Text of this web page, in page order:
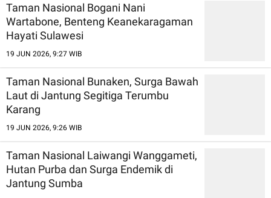
Taman Nasional Bogani Nani
Wartabone, Benteng Keanekaragaman
Hayati Sulawesi
19 JUN 2026, 9:27 WIB
Taman Nasional Bunaken, Surga Bawah
Laut di Jantung Segitiga Terumbu
Karang
19 JUN 2026, 9:26 WIB
Taman Nasional Laiwangi Wanggameti,
Hutan Purba dan Surga Endemik di
Jantung Sumba